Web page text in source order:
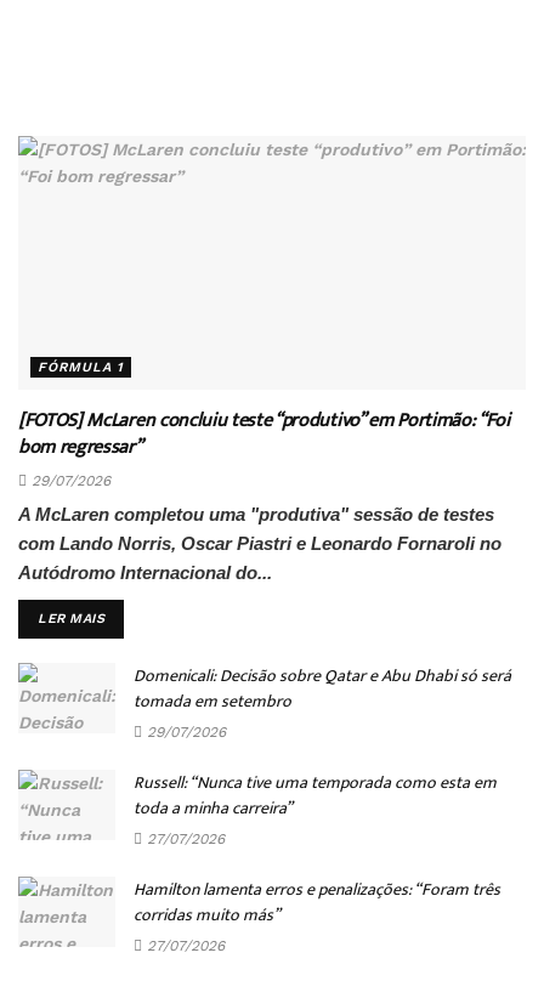
FÓRMULA 1
[FOTOS] McLaren concluiu teste “produtivo” em Portimão: “Foi
bom regressar”
29/07/2026
A McLaren completou uma "produtiva" sessão de testes
com Lando Norris, Oscar Piastri e Leonardo Fornaroli no
Autódromo Internacional do...
LER MAISDETAILS
Domenicali: Decisão sobre Qatar e Abu Dhabi só será
tomada em setembro
29/07/2026
Russell: “Nunca tive uma temporada como esta em
toda a minha carreira”
27/07/2026
Hamilton lamenta erros e penalizações: “Foram três
corridas muito más”
27/07/2026